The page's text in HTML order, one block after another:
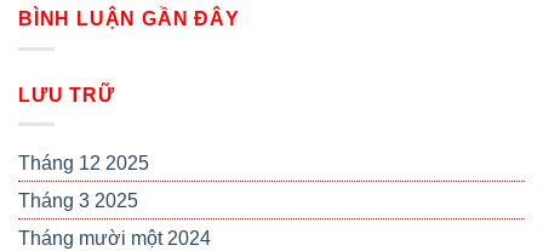
BÌNH LUẬN GẦN ĐÂY
LƯU TRỮ
Tháng 12 2025
Tháng 3 2025
Tháng mười một 2024